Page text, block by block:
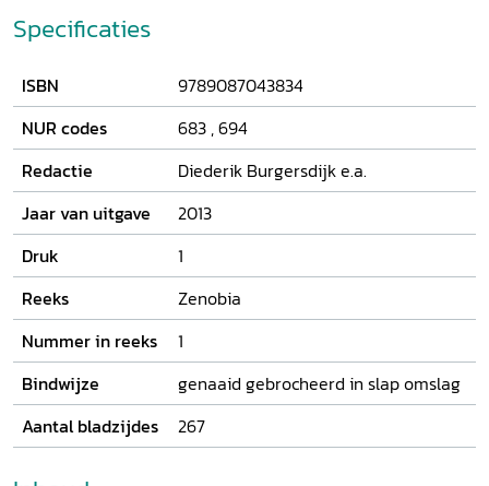
behandeld vanuit een Perzisch perspectief. Zonder de
fijnmazige infrastructuur en het logistieke apparaat van
geweldige ruimte van Voor-Azië kunnen veroveren. Ook
aan zijn tegenstander op het wereldtoneel, Darius III, wordt
aandacht besteed. De legendarische of zelfs mythische
Alexander, zoals deze in de literatuur tot uiting komt, is ook
een 'Oriëntaalse' figuur, omweven door motieven en
thema's die wortelen in zowel de Griekse als de
Babylonische, Egyptische en Perzische verbeelding.
Specificaties
ISBN
9789087043834
NUR codes
683 ,694
Redactie
Diederik Burgersdijk e.a.
Jaar van uitgave
2013
Druk
1
Reeks
Zenobia
Nummer in reeks
1
Bindwijze
genaaid gebrocheerd in slap omslag
Aantal bladzijdes
267